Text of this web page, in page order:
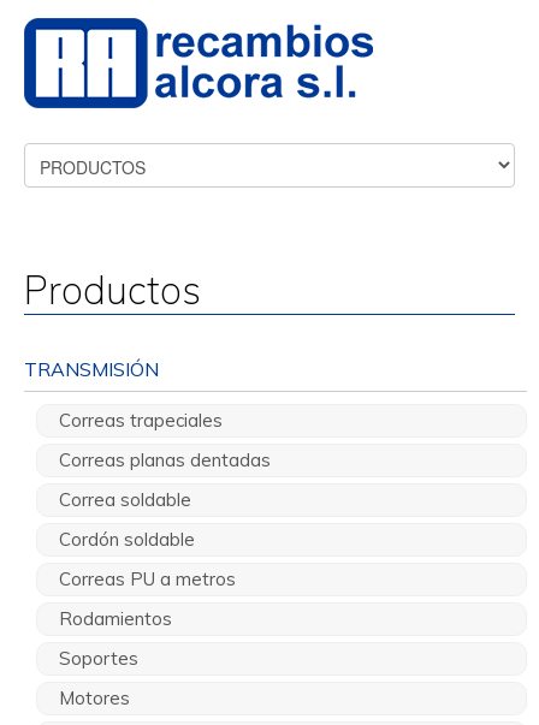
Productos
TRANSMISIÓN
Correas trapeciales
Correas planas dentadas
Correa soldable
Cordón soldable
Correas PU a metros
Rodamientos
Soportes
Motores